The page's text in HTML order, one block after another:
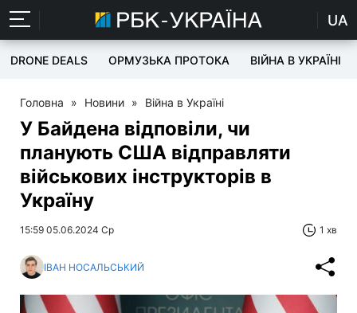
UA
DRONE DEALS ОРМУЗЬКА ПРОТОКА ВІЙНА В УКРАЇНІ
Головна » Новини » Війна в Україні
У Байдена відповіли, чи
планують США відправляти
військових інструкторів в
Україну
15:59 05.06.2024 Ср 1 хв
ІВАН НОСАЛЬСЬКИЙ